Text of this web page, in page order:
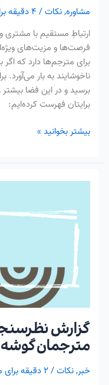
مشاوره,نکات/ ۴ دقیقه برای مطالعه
ارتباطِ مستقیم با مشتری
فرصت‌ها و مزیت‌های
برای مترجم‌ها دارد که
ناخوشایند به بار می‌آورد.
برسید و در این فضا بیشتر
برایتان فهرست کرده‌ایم:
بیشتر بخوانید »
مترجمان
خبر,نکات/۲ دقیقه برای مطالعه
شغلی
۲۰۲۳
مترجمان
گوشه‌وکنار
دنیا